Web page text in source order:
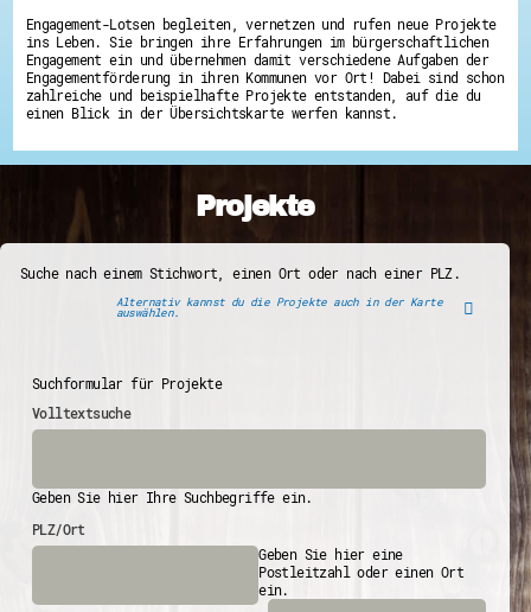
Engagement-Lotsen begleiten, vernetzen und rufen neue Projekte
ins Leben. Sie bringen ihre Erfahrungen im bürgerschaftlichen
Engagement ein und übernehmen damit verschiedene Aufgaben der
Engagementförderung in ihren Kommunen vor Ort! Dabei sind schon
zahlreiche und beispielhafte Projekte entstanden, auf die du
einen Blick in der Übersichtskarte werfen kannst.
Projekte
Suche nach einem Stichwort, einen Ort oder nach einer PLZ.
Alternativ kannst du die Projekte auch in der Karte
auswählen.
Suchformular für Projekte
Volltextsuche
Geben Sie hier Ihre Suchbegriffe ein.
PLZ/Ort
Geben Sie hier eine
Postleitzahl oder einen Ort
ein.